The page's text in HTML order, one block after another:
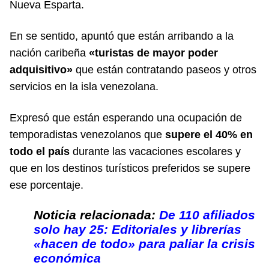
Nueva Esparta.
En se sentido, apuntó que están arribando a la
nación caribeña «turistas de mayor poder
adquisitivo» que están contratando paseos y otros
servicios en la isla venezolana.
Expresó que están esperando una ocupación de
temporadistas venezolanos que supere el 40% en
todo el país durante las vacaciones escolares y
que en los destinos turísticos preferidos se supere
ese porcentaje.
Noticia relacionada: De 110 afiliados
solo hay 25: Editoriales y librerías
«hacen de todo» para paliar la crisis
económica